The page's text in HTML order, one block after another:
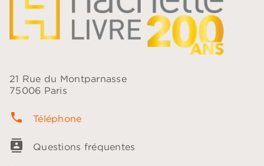
21 Rue du Montparnasse
75006 Paris
phone Téléphone
contacts Questions fréquentes